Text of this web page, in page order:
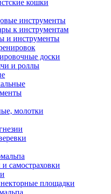
кошки
инструменты
к инструментам
и инструменты
доски
и роллы
молотки
самостраховки
площадки